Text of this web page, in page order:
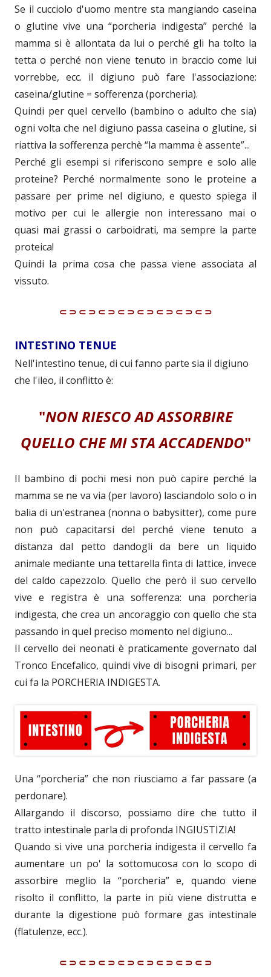
Se il cucciolo d'uomo mentre sta mangiando caseina
o glutine vive una “porcheria indigesta” perché la
mamma si è allontata da lui o perché gli ha tolto la
tetta o perché non viene tenuto in braccio come lui
vorrebbe, ecc. il digiuno può fare l'associazione:
caseina/glutine = sofferenza (porcheria).
Quindi per quel cervello (bambino o adulto che sia)
ogni volta che nel digiuno passa caseina o glutine, si
riattiva la sofferenza perchè “la mamma è assente”...
Perché gli esempi si riferiscono sempre e solo alle
proteine? Perché normalmente sono le proteine a
passare per prime nel digiuno, e questo spiega il
motivo per cui le allergie non interessano mai o
quasi mai grassi o carboidrati, ma sempre la parte
proteica!
Quindi la prima cosa che passa viene associata al
vissuto.
⸦⸧⸦⸧⸦⸧⸦⸧⸦⸧⸦⸧⸦⸧⸦⸧
INTESTINO TENUE
Nell'intestino tenue, di cui fanno parte sia il digiuno
che l'ileo, il conflitto è:
"NON RIESCO AD ASSORBIRE
QUELLO CHE MI STA ACCADENDO"
Il bambino di pochi mesi non può capire perché la
mamma se ne va via (per lavoro) lasciandolo solo o in
balia di un'estranea (nonna o babysitter), come pure
non può capacitarsi del perché viene tenuto a
distanza dal petto dandogli da bere un liquido
animale mediante una tettarella finta di lattice, invece
del caldo capezzolo. Quello che però il suo cervello
vive e registra è una sofferenza: una porcheria
indigesta, che crea un ancoraggio con quello che sta
passando in quel preciso momento nel digiuno...
Il cervello dei neonati è praticamente governato dal
Tronco Encefalico, quindi vive di bisogni primari, per
cui fa la PORCHERIA INDIGESTA.
Una “porcheria” che non riusciamo a far passare (a
perdonare).
Allargando il discorso, possiamo dire che tutto il
tratto intestinale parla di profonda INGIUSTIZIA!
Quando si vive una porcheria indigesta il cervello fa
aumentare un po' la sottomucosa con lo scopo di
assorbire meglio la “porcheria” e, quando viene
risolto il conflitto, la parte in più viene distrutta e
durante la digestione può formare gas intestinale
(flatulenze, ecc.).
⸦⸧⸦⸧⸦⸧⸦⸧⸦⸧⸦⸧⸦⸧⸦⸧